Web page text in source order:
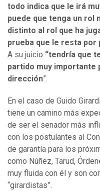
todo indica que le irá
puede que tenga un rol
distinto al rol que ha
prueba que le resta por
A su juicio “tendría que
partido muy importante
dirección”.
En el caso de Guido
tiene un camino más
de ser el senador más
con los postulantes al
de garantía para los
como Núñez, Tarud,
muy fluida con él y son
“girardistas”.